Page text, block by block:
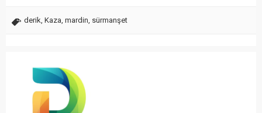
derik, Kaza, mardin, sürmanşet